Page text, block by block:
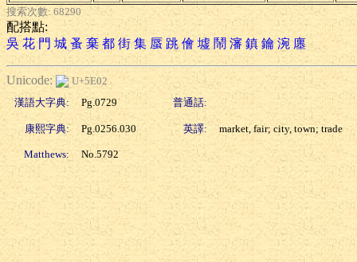
搜索次數: 68290
配搭點:
吳 花 門 城 蚤 棄 都 街 集 蜃 跳 儈 墟 鬧 瀋 鎮 鑰 涴 廛
Unicode:
U+5E02
漢語大字典:
Pg.0729 普通話:
康熙字典: Pg.0256.030 英譯: market, fair; city, town; trade
Matthews: No.5792